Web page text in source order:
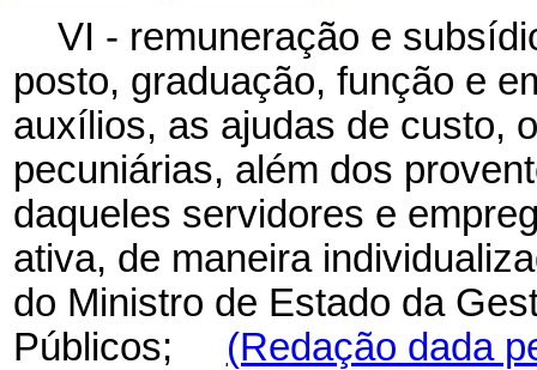
VI - remuneração e
posto, graduação, função e
auxílios, as ajudas de custo,
pecuniárias, além dos
daqueles servidores e
ativa, de maneira
do Ministro de Estado da
Públicos; (Redação dada